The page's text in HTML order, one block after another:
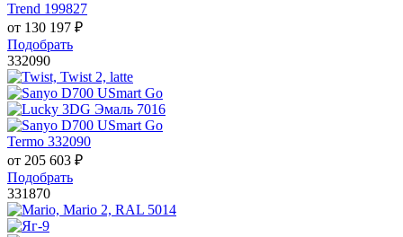
Trend 199827
от 130 197 ₽
Подобрать
332090
Termo 332090
от 205 603 ₽
Подобрать
331870